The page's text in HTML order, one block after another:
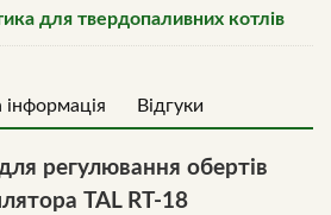
для твердопаливних котлів
Відгуки
регулювання обертів
TAL RT-18